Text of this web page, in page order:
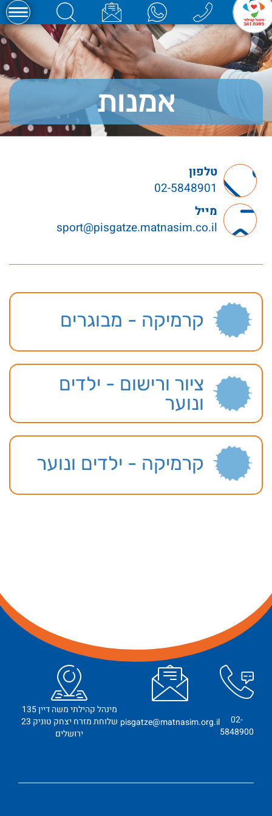
אמנות
טלפון
02-5848901
מייל
sport@pisgatze.matnasim.co.il
קרמיקה - מבוגרים
ציור ורישום - ילדים
ונוער
קרמיקה - ילדים ונוער
02-
5848900
pisgatze@matnasim.org.il
מינהל קהילתי משה דיין 135
שלוחת מזרח יצחק טוניק 23
ירושלים